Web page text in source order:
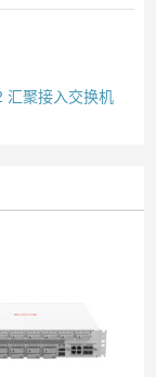
汇聚接入交换机